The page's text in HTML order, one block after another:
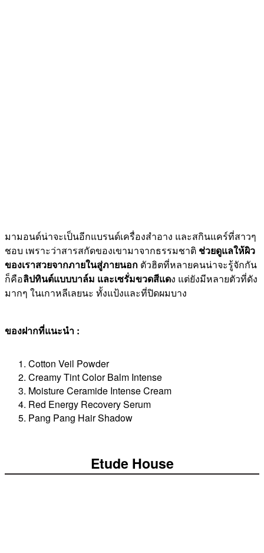
มามอนด์น่าจะเป็นอีกแบรนด์เครื่องสำอาง และสกินแคร์ที่สาวๆ
ชอบ เพราะว่าสารสกัดของเขามาจากธรรมชาติ ช่วยดูแลให้ผิว
ของเราสวยจากภายในสู่ภายนอก ตัวฮิตที่หลายคนน่าจะรู้จักกัน
ก็คือลิปทินต์แบบบาล์ม และเซรั่มขวดสีแดง แต่ยังมีหลายตัวที่ดัง
มากๆ ในเกาหลีเลยนะ ทั้งแป้งและที่ปิดผมบาง
ของฝากที่แนะนำ :
Cotton Veil Powder
Creamy Tint Color Balm Intense
Moisture Ceramide Intense Cream
Red Energy Recovery Serum
Pang Pang Hair Shadow
Etude House